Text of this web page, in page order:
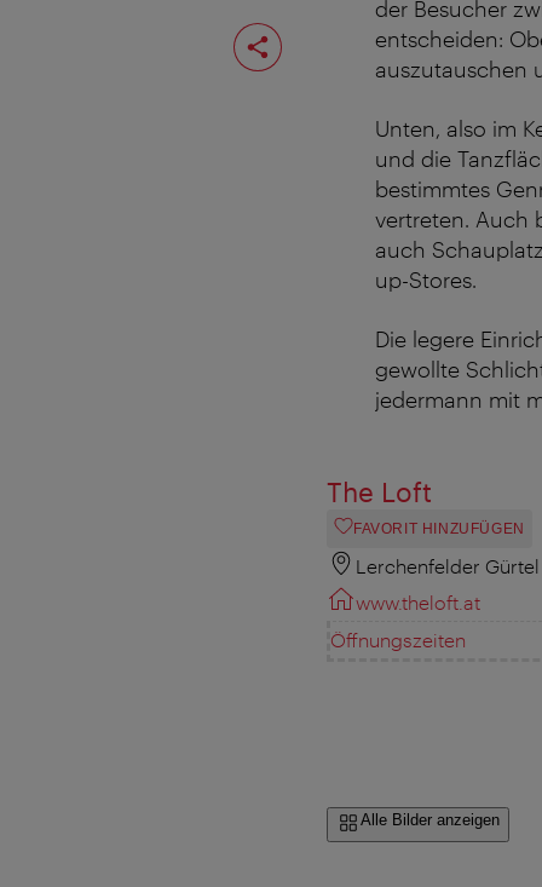
Seite
teilen
der Besucher
entscheiden:
auszutauschen
Unten, also im
und die
bestimmtes
vertreten. Auch
auch
up-Stores.
Die legere
gewollte
jedermann mit
The Loft
FAVORIT HINZUFÜGEN
Lerchenfelder Gürtel
www.theloft.at
Öffnungszeiten
Alle Bilder anzeigen